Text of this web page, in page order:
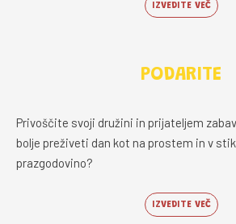
IZVEDITE VEČ
PODARITE
Privoščite svoji družini in prijateljem
bolje preživeti dan kot na prostem in v
prazgodovino?
IZVEDITE VEČ